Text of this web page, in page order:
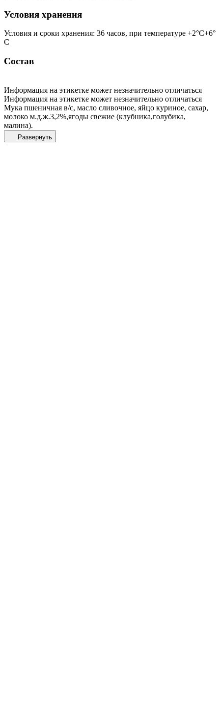
Условия хранения
Условия и сроки хранения: 36 часов, при температуре +2°С+6°
С
Состав
Информация на этикетке может незначительно отличаться
Информация на этикетке может незначительно отличаться
Мука пшеничная в/с, масло сливочное, яйцо куриное, сахар,
молоко м.д.ж.3,2%,ягоды свежие (клубника,голубика,
малина).
Развернуть